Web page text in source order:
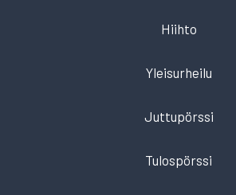
Hiihto
Yleisurheilu
Juttupörssi
Tulospörssi